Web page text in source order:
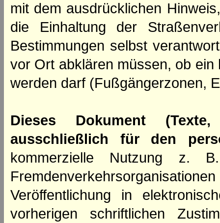
mit dem ausdrücklichen
die Einhaltung der
Bestimmungen selbst
vor Ort abklären müssen, ob
werden darf (Fußgängerzonen,
Dieses Dokument
ausschließlich für den
kommerzielle Nutzung z.
Veröffentlichung in
vorherigen schriftlichen